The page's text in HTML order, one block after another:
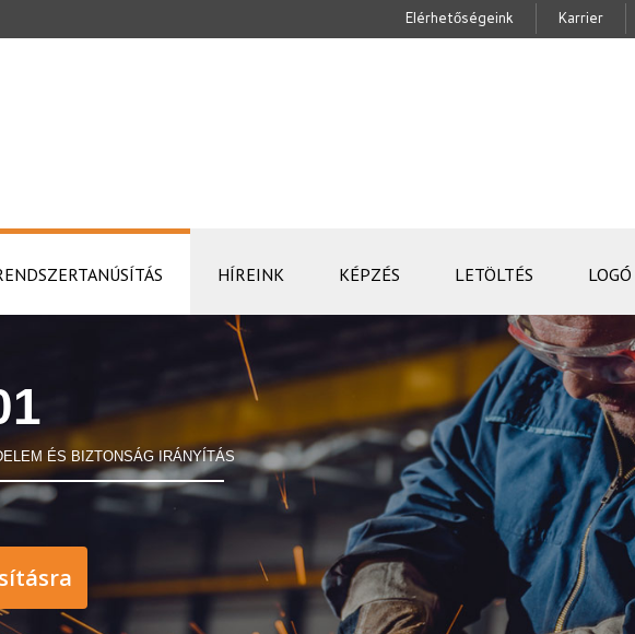
Elérhetőségeink Karrier
HÍREINK KÉPZÉS LETÖLTÉS
ÉS BIZTONSÁG IRÁNYÍTÁS